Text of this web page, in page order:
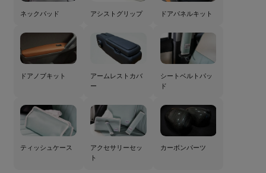
ネックパッド アシストグリップ ドアパネルキット
ドアノブキット
アームレストカバ
ー
シートベルトパッ
ド
ティッシュケース
アクセサリーセッ
ト
カーボンパーツ